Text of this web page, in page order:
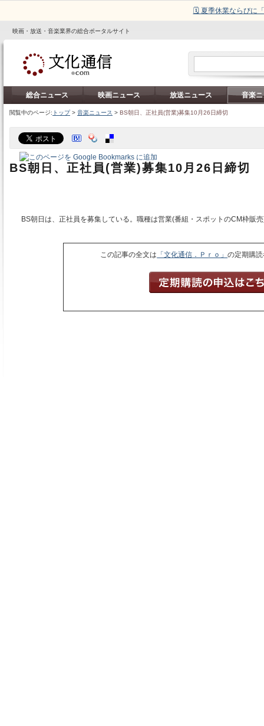
🗓️ 夏季休業ならびに
映画・放送・音楽業界の総合ポータルサイト
総合ニュース 映画ニュース 放送ニュース 音楽
閲覧中のページ: トップ> 音楽ニュース > BS朝日、正社員(営業)募集10月26日締切
BS朝日、正社員(営業)募集10月26日締切
BS朝日は、正社員を募集している。職種は営業(番組・スポットのCM枠販
この記事の全文は 「文化通信．Ｐｒｏ」の定期購